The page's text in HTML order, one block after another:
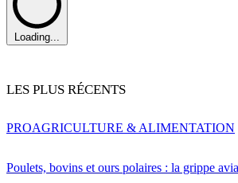
Loading...
LES PLUS RÉCENTS
Poulets, bovins et ours polaires : la grippe
PROAGRICULTURE & ALIMENTATION